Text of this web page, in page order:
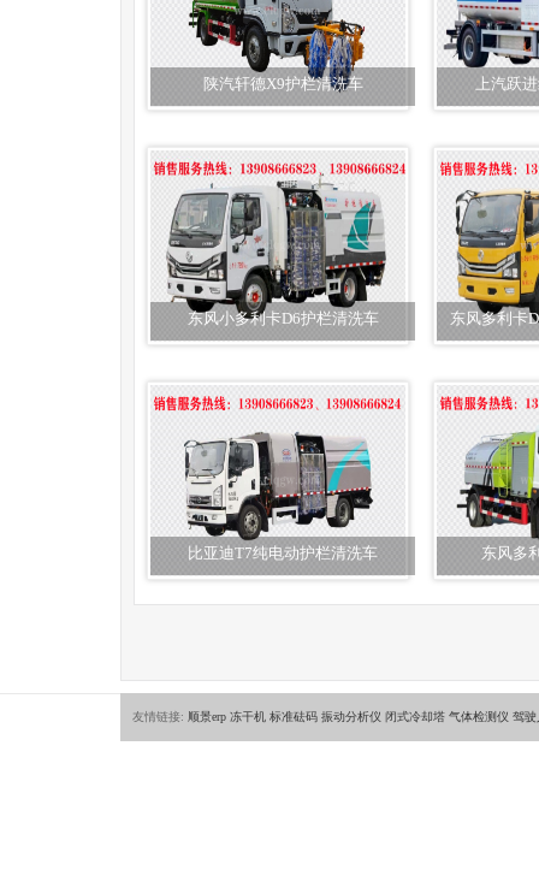
陕汽轩德X9护栏清洗车 上汽跃
东风小多利卡D6护栏清洗车 东风多利卡
比亚迪T7纯电动护栏清洗车 东风多
友情链接: 顺景erp 冻干机 标准砝码 振动分析仪 闭式冷却塔 气体检测仪 驾驶